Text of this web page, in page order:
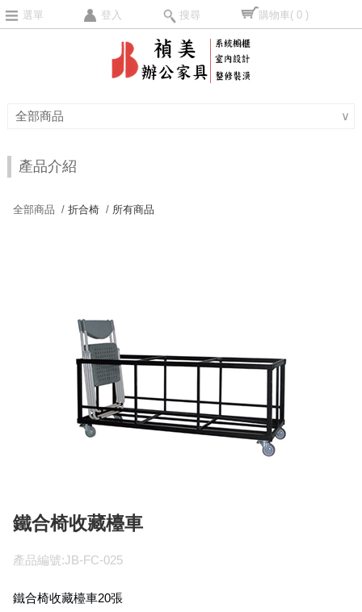
選單 登入 搜尋 購物車( 0 )
全部商品 ∨
產品介紹
全部商品 /折合椅 / 所有商品
鐵合椅收藏檯車
產品編號:JB-FC-025
鐵合椅收藏檯車20張